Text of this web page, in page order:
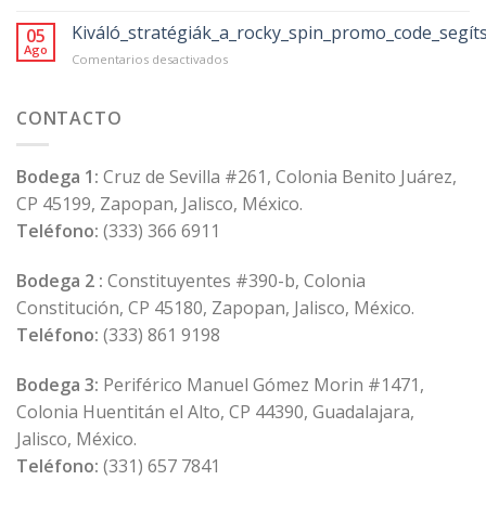
Titel
von
118
05
Ago
Comentarios desactivadosen
CONTACTO
Bodega 1: Cruz de Sevilla #261, Colonia Benito Juárez,
CP 45199, Zapopan, Jalisco, México.
Teléfono: (333) 366 6911
Bodega 2 : Constituyentes #390-b, Colonia
Constitución, CP 45180, Zapopan, Jalisco, México.
Teléfono: (333) 861 9198
Bodega 3: Periférico Manuel Gómez Morin #1471,
Colonia Huentitán el Alto, CP 44390, Guadalajara,
Jalisco, México.
Teléfono: (331) 657 7841